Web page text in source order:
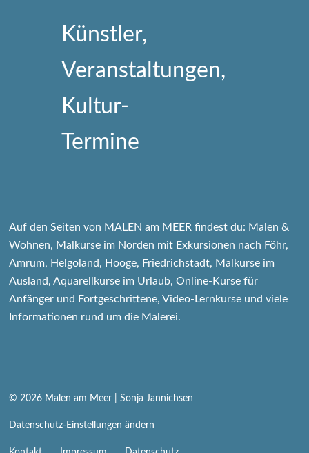
Auf den Seiten von MALEN am MEER findest du: Malen &
Wohnen, Malkurse im Norden mit Exkursionen nach Föhr,
Amrum, Helgoland, Hooge, Friedrichstadt, Malkurse im
Ausland, Aquarellkurse im Urlaub, Online-Kurse für
Anfänger und Fortgeschrittene, Video-Lernkurse und viele
Informationen rund um die Malerei.
© 2026 Malen am Meer | Sonja Jannichsen
Datenschutz-Einstellungen ändern